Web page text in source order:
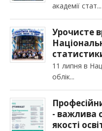
академії стат
Урочисте
11 липня в
облік
- важлива
якості